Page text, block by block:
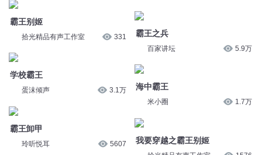
拾光精品有声工作室
蛋沫倾声
玲听悦耳
霸王之兵
百家讲坛 5.9万
米小圈
拾光精品有声工作室